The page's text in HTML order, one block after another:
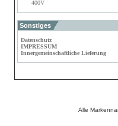
400V
Sonstiges
Datenschutz
IMPRESSUM
Innergemeinschaftliche Lieferung
Alle